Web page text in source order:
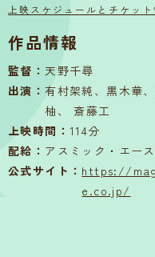
上映スケジュールとチケット
作品情報
監督 ：天野千尋
出演 ：有村架純、黒木華
柚、 斎藤工
上映時間 ：114分
配給 ： アスミック・エース
公式サイト： https://
e.co.jp/